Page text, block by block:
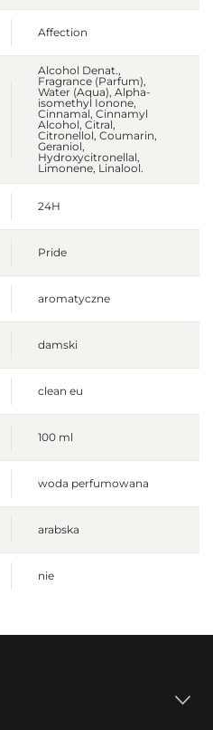
Affection
Alcohol Denat.,
Fragrance (Parfum),
Water (Aqua), Alpha-
isomethyl Ionone,
Cinnamal, Cinnamyl
Alcohol, Citral,
Citronellol, Coumarin,
Geraniol,
Hydroxycitronellal,
Limonene, Linalool.
24H
Pride
aromatyczne
damski
clean eu
100 ml
woda perfumowana
arabska
nie